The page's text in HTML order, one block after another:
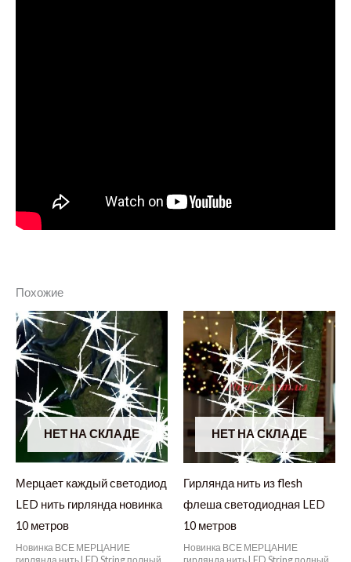
Похожие
НЕТ НА СКЛАДЕ
Мерцает каждый светодиод
LED нить гирлянда новинка
10 метров
Новинка ВСЕ МЕРЦАНИЕ
НЕТ НА СКЛАДЕ
Гирлянда нить из flesh
флеша светодиодная LED
10 метров
Новинка ВСЕ МЕРЦАНИЕ